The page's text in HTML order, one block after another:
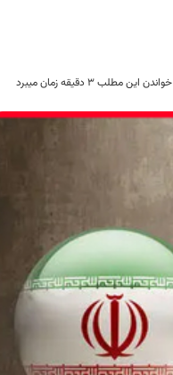
خواندن این مطلب 3 دقیقه زمان میبرد